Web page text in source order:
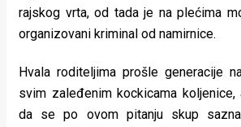
rajskog vrta, od tada je na plećima
organizovani kriminal od namirnice.
Hvala roditeljima prošle generacije
svim zaleđenim kockicama
da se po ovom pitanju skup